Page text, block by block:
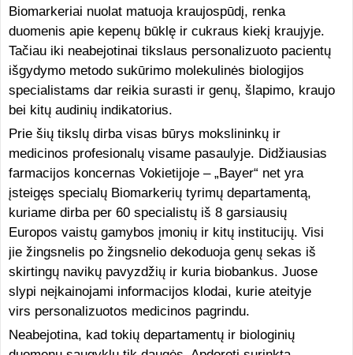
Biomarkeriai nuolat matuoja kraujospūdį, renka
duomenis apie kepenų būklę ir cukraus kiekį kraujyje.
Tačiau iki neabejotinai tikslaus personalizuoto pacientų
išgydymo metodo sukūrimo molekulinės biologijos
specialistams dar reikia surasti ir genų, šlapimo, kraujo
bei kitų audinių indikatorius.
Prie šių tikslų dirba visas būrys mokslininkų ir
medicinos profesionalų visame pasaulyje. Didžiausias
farmacijos koncernas Vokietijoje – „Bayer“ net yra
įsteigęs specialų Biomarkerių tyrimų departamentą,
kuriame dirba per 60 specialistų iš 8 garsiausių
Europos vaistų gamybos įmonių ir kitų institucijų. Visi
jie žingsnelis po žingsnelio dekoduoja genų sekas iš
skirtingų navikų pavyzdžių ir kuria biobankus. Juose
slypi neįkainojami informacijos klodai, kurie ateityje
virs personalizuotos medicinos pagrindu.
Neabejotina, kad tokių departamentų ir biologinių